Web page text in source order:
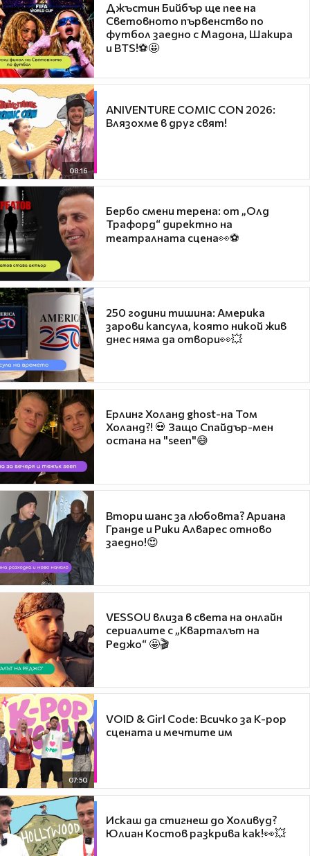
Джъстин Бийбър ще пее на
Световното първенство по
футбол заедно с Мадона, Шакира
и BTS!⚽🤩
08:16
ANIVENTURE COMIC CON 2026:
Влязохме в друг свят!
Бербо смени терена: от „Олд
Трафорд“ директно на
театралната сцена👀⚽
250 години тишина: Америка
зарови капсула, която никой жив
днес няма да отвори👀💥
Ерлинг Холанд ghost-на Том
Холанд?! 💀 Защо Спайдър-мен
остана на "seen"😅
Втори шанс за любовта? Ариана
Гранде и Рики Алварес отново
заедно!😍
VESSOU влиза в света на онлайн
сериалите с „Кварталът на
Реджо“ 🤩🎬
07:50
VOID & Girl Code: Всичко за K-pop
сцената и мечтите им
Искаш да стигнеш до Холивуд?
Юлиан Костов разкрива как!👀💥